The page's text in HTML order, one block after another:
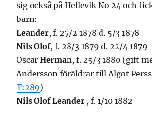
sig också på Hellevik No 24 och
barn:
Leander, f. 27/2 1878 d. 5/3 1878
Nils Olof, f. 28/3 1879 d. 22/4 1879
Oscar Herman, f. 25/3 1880 (gift
Andersson föräldrar till Algot
T:289)
Nils Olof Leander , f. 1/10 1882